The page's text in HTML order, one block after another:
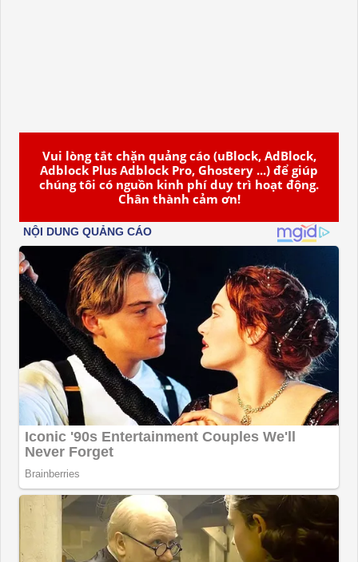
Vui lòng tắt chặn quảng cáo (uBlock, AdBlock,
Adblock Plus Adblock Pro, Ghostery ...) để giúp
chúng tôi có nguồn kinh phí duy trì hoạt động.
Chân thành cảm ơn!